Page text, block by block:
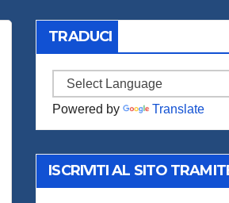
TRADUCI
Powered by Translate
ISCRIVITI AL SITO